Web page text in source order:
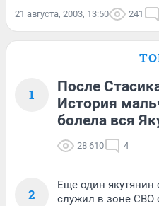
21 августа, 2003, 13:50 241
1
После
История
болела вся
28 610 4
2
Еще один якутянин
служил в зоне СВО